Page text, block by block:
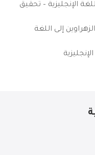
الإنجليزية – تحقيق
إلى اللغة